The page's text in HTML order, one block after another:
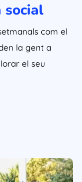
social
com el
la gent a
el seu